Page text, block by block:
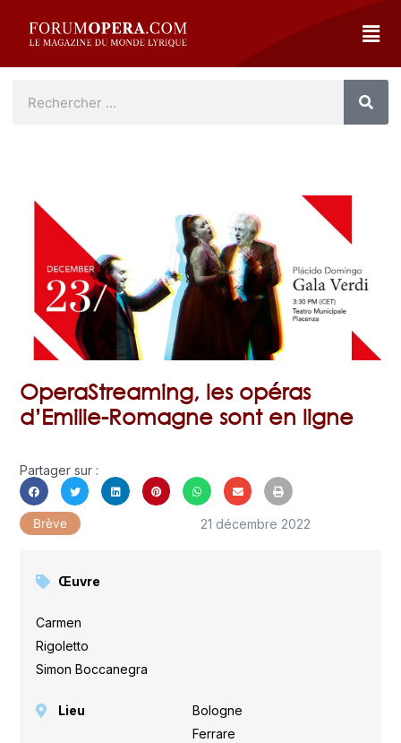
OperaStreaming, les opéras
d’Emilie-Romagne sont en ligne
Partager sur :
Brève 21 décembre 2022
Œuvre
Carmen
Rigoletto
Simon Boccanegra
Lieu Bologne
Ferrare